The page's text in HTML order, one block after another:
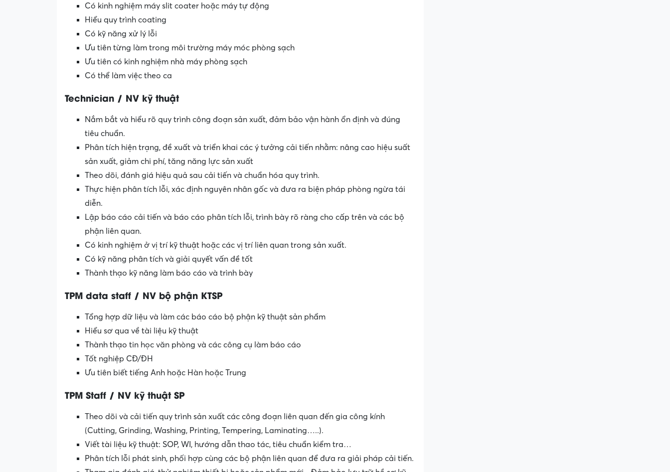
Có kinh nghiệm máy slit coater hoặc máy tự động
Hiểu quy trình coating
Có kỹ năng xử lý lỗi
Ưu tiên từng làm trong môi trường máy móc phòng sạch
Ưu tiên có kinh nghiệm nhà máy phòng sạch
Có thể làm việc theo ca
Technician / NV kỹ thuật
Nắm bắt và hiểu rõ quy trình công đoạn sản xuất, đảm bảo vận hành ổn định và đúng
tiêu chuẩn.
Phân tích hiện trạng, đề xuất và triển khai các ý tưởng cải tiến nhằm: nâng cao hiệu suất
sản xuất, giảm chi phí, tăng năng lực sản xuất
Theo dõi, đánh giá hiệu quả sau cải tiến và chuẩn hóa quy trình.
Thực hiện phân tích lỗi, xác định nguyên nhân gốc và đưa ra biện pháp phòng ngừa tái
diễn.
Lập báo cáo cải tiến và báo cáo phân tích lỗi, trình bày rõ ràng cho cấp trên và các bộ
phận liên quan.
Có kinh nghiệm ở vị trí kỹ thuật hoặc các vị trí liên quan trong sản xuất.
Có kỹ năng phân tích và giải quyết vấn đề tốt
Thành thạo kỹ năng làm báo cáo và trình bày
TPM data staff / NV bộ phận KTSP
Tổng hợp dữ liệu và làm các báo cáo bộ phận kỹ thuật sản phẩm
Hiểu sơ qua về tài liệu kỹ thuật
Thành thạo tin học văn phòng và các công cụ làm báo cáo
Tốt nghiệp CĐ/ĐH
Ưu tiên biết tiếng Anh hoặc Hàn hoặc Trung
TPM Staff / NV kỹ thuật SP
Theo dõi và cải tiến quy trình sản xuất các công đoạn liên quan đến gia công kính
(Cutting, Grinding, Washing, Printing, Tempering, Laminating…..).
Viết tài liệu kỹ thuật: SOP, WI, hướng dẫn thao tác, tiêu chuẩn kiểm tra…
Phân tích lỗi phát sinh, phối hợp cùng các bộ phận liên quan để đưa ra giải pháp cải tiến.